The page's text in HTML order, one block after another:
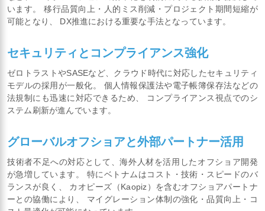
います。 移行品質向上・人的ミス削減・プロジェクト期間短縮が
可能となり、 DX推進における重要な手法となっています。
セキュリティとコンプライアンス強化
ゼロトラストやSASEなど、クラウド時代に対応したセキュリティ
モデルの採用が一般化。 個人情報保護法や電子帳簿保存法などの
法規制にも迅速に対応できるため、 コンプライアンス視点でのシ
ステム刷新が進んでいます。
グローバルオフショアと外部パートナー活用
技術者不足への対応として、海外人材を活用したオフショア開発
が急増しています。 特にベトナムはコスト・技術・スピードのバ
ランスが良く、 カオピーズ（Kaopiz）を含むオフショアパートナ
ーとの協働により、 マイグレーション体制の強化・品質向上・コ